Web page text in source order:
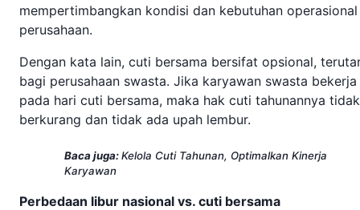
mempertimbangkan kondisi dan kebutuhan operasional
perusahaan.
Dengan kata lain, cuti bersama bersifat opsional,
bagi perusahaan swasta. Jika karyawan swasta bekerja
pada hari cuti bersama, maka hak cuti tahunannya tidak
berkurang dan tidak ada upah lembur.
Baca juga:Kelola Cuti Tahunan, Optimalkan Kinerja
Karyawan
Perbedaan libur nasional vs. cuti bersama